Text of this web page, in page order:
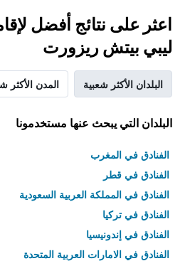
اعثر على نتائج أفضل
ليبي بيتش ريزورت
البلدان الأكثر شعبية المدن الأكثر
البلدان التي يبحث عنها مستخدمونا
الفنادق في المغرب
الفنادق في قطر
الفنادق في المملكة العربية السعودية
الفنادق في تركيا
الفنادق في إندونيسيا
الفنادق في الامارات العربية المتحدة